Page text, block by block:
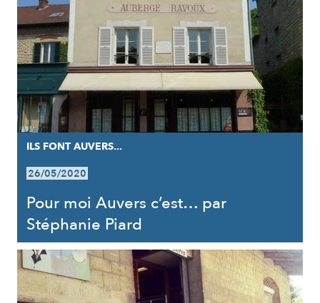
ILS FONT AUVERS...
26/05/2020
Pour moi Auvers c’est… par
Stéphanie Piard